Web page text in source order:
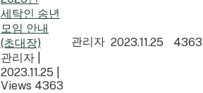
세탁인 송년
모임 안내
(초대장)
관리자
2023.11.25
Views 4363
관리자 2023.11.25 4363